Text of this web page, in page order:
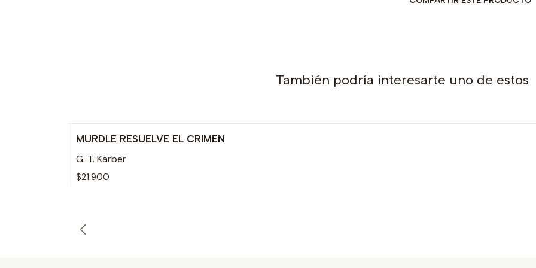
También podría interesarte uno de estos
Agotado
MURDLE RESUELVE EL CRIMEN
G. T. Karber
$21.900